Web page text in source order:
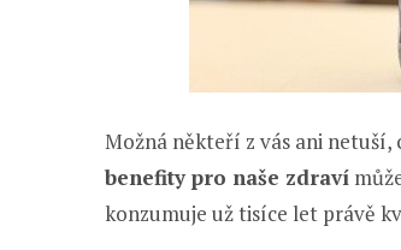
Možná někteří z vás ani
benefity pro naše zdraví
konzumuje už tisíce let právě